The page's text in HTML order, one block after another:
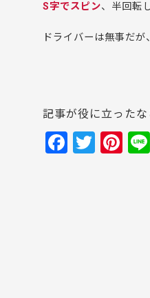
S字でスピン、半回転
ドライバーは無事だ
記事が役に立ったな
F
T
Pi